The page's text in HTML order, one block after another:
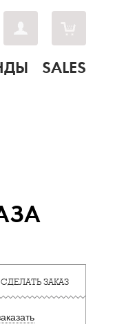
SALES
СДЕЛАТЬ ЗАКАЗ